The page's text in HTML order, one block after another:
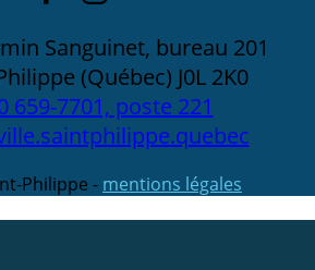
Sanguinet, bureau 201
(Québec) J0L 2K0
659-7701, poste 221
Philippe - mentions légales